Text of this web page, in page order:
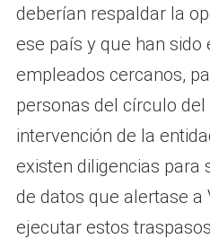
deberían respaldar la
ese país y que han sido
empleados cercanos,
personas del círculo
intervención de la
existen diligencias para
de datos que alertase a
ejecutar estos